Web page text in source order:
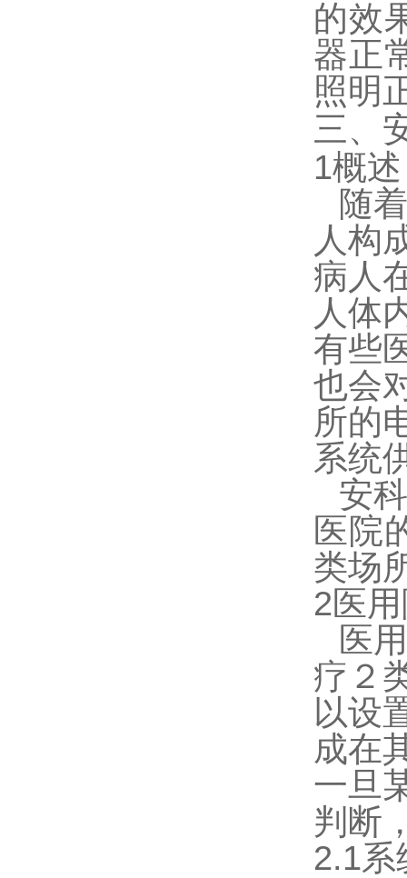
的效
器正
照明
三、
1概述
随
人构
病人
人体
有些
也会
所的
系统
安
医院
类场
2医
医
疗２
以设
成在
一旦
判断
2.1系